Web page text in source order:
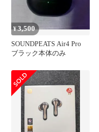
¥3,500
SOUNDPEATS Air4 Pro
ブラック本体のみ